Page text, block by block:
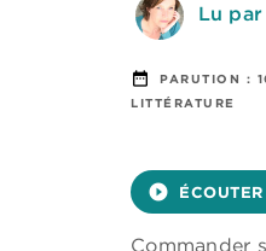
Lu
date_range PARUTION :
LITTÉRATURE
play_circle_filled
Commander